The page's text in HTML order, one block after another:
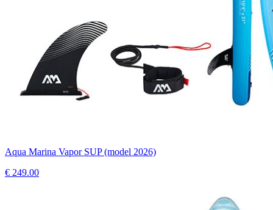
Aqua Marina Vapor SUP (model 2026)
€ 249.00